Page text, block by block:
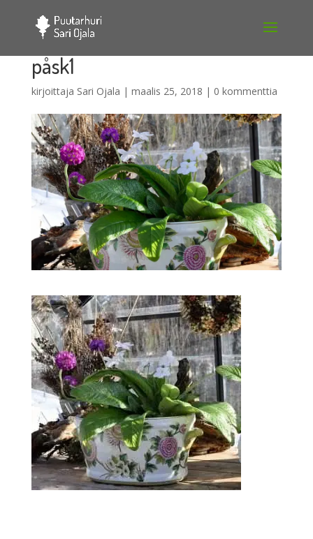
påsk1
kirjoittaja Sari Ojala | maalis 25, 2018 | 0 kommenttia